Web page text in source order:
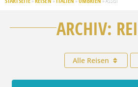
ARCHIV:
Alle Reisen